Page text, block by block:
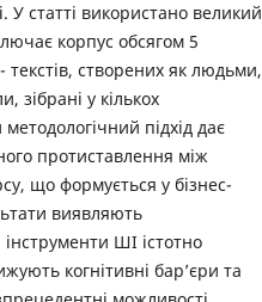
У статті використано великий
корпус обсягом 5
текстів, створених як людьми,
зібрані у кількох
підхід дає
протиставлення між
що формується у бізнес-
виявляють
ШІ істотно
когнітивні бар’єри та